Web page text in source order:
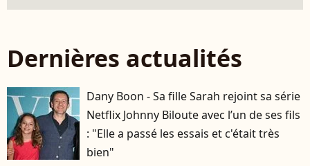
Dernières actualités
Dany Boon - Sa fille Sarah rejoint sa série
Netflix Johnny Biloute avec l’un de ses fils
: "Elle a passé les essais et c'était très
bien"